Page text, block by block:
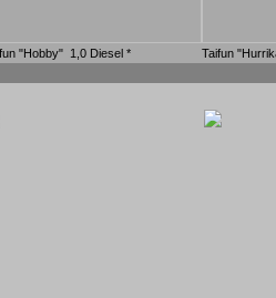
"Hobby" 1,0 Diesel * Taifun